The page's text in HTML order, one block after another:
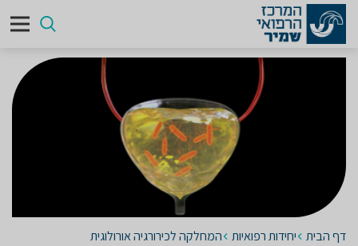
דף הבית יחידות רפואיות
המחלקה לכירורגיה אורולוגית